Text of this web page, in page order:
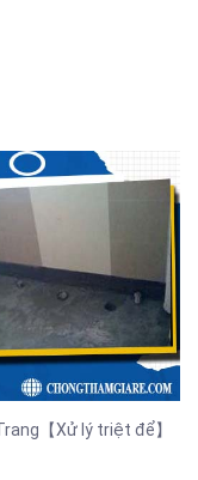
【Xử lý triệt để】